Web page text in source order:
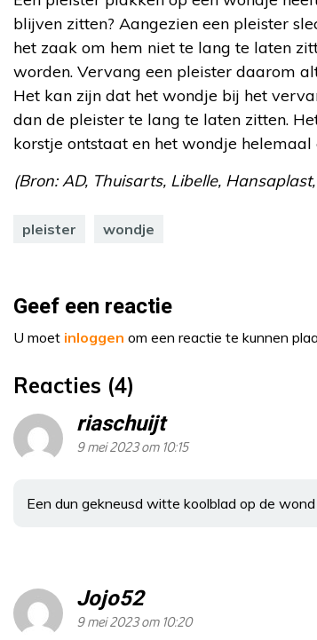
blijven zitten? Aangezien een pleister
het zaak om hem niet te lang te laten
worden. Vervang een pleister daarom
Het kan zijn dat het wondje bij het
dan de pleister te lang te laten zitten.
korstje ontstaat en het wondje
(Bron: AD, Thuisarts, Libelle,
pleister wondje
Geef een reactie
U moet inloggen om een reactie te kunnen
Reacties (4)
riaschuijt
9 mei 2023 om 10:15
Een dun gekneusd witte koolblad op de
Jojo52
9 mei 2023 om 10:20